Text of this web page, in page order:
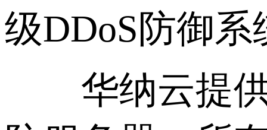
级DDoS防御
华纳云提供